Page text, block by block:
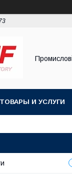
ТОВАРЫ И УСЛУГИ